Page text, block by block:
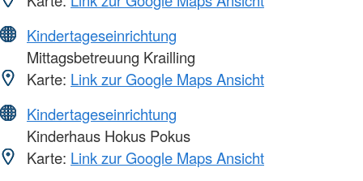
Kindertageseinrichtung
Mittagsbetreuung Krailling
Karte: Link zur Google Maps Ansicht
Kindertageseinrichtung
Kinderhaus Hokus Pokus
Karte: Link zur Google Maps Ansicht